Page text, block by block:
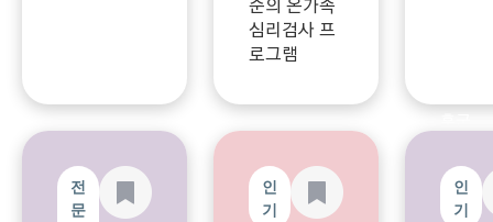
+기질+성격
검사 #ONLY
심리검사 프
로그램
전
문
인
기
인
기